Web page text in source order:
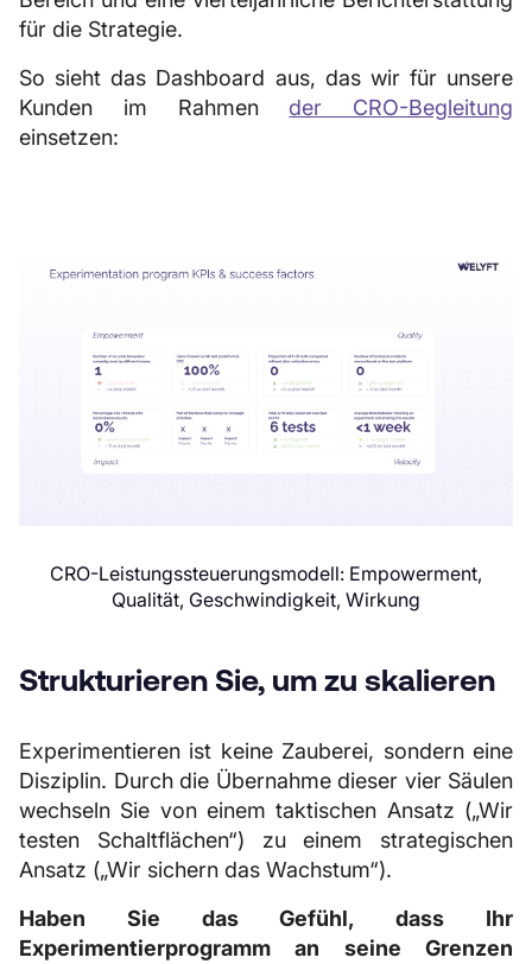
für die Strategie.
So sieht das Dashboard aus, das wir für unsere
Kunden im Rahmen der CRO-Begleitung
einsetzen:
CRO-Leistungssteuerungsmodell: Empowerment,
Qualität, Geschwindigkeit, Wirkung
Strukturieren Sie, um zu skalieren
Experimentieren ist keine Zauberei, sondern eine
Disziplin. Durch die Übernahme dieser vier Säulen
wechseln Sie von einem taktischen Ansatz („Wir
testen Schaltflächen“) zu einem strategischen
Ansatz („Wir sichern das Wachstum“).
Haben Sie das Gefühl, dass Ihr
Experimentierprogramm an seine Grenzen